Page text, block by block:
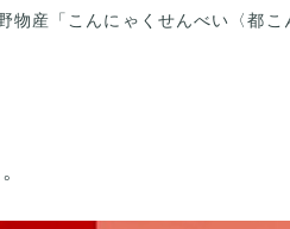
物産「こんにゃくせんべい〈都